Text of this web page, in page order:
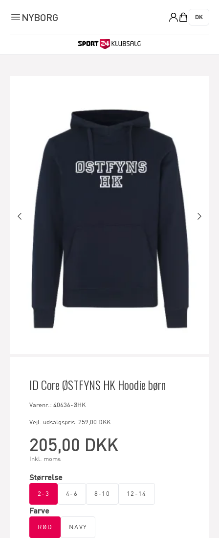
NYBORG DK
ID Core ØSTFYNS HK Hoodie børn
Varenr.: 40636-ØHK
Vejl. udsalgspris: 259,00 DKK
205,00 DKK
Inkl. moms
Størrelse
2-3 4-6 8-10 12-14
Farve
RØD NAVY